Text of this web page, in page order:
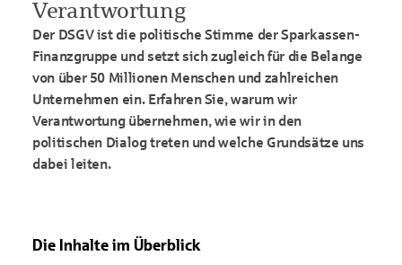
Verantwortung
Der DSGV ist die politische Stimme der Sparkassen-
Finanzgruppe und setzt sich zugleich für die Belange
von über 50 Millionen Menschen und zahlreichen
Unternehmen ein. Erfahren Sie, warum wir
Verantwortung übernehmen, wie wir in den
politischen Dialog treten und welche Grundsätze uns
dabei leiten.
Die Inhalte im Überblick